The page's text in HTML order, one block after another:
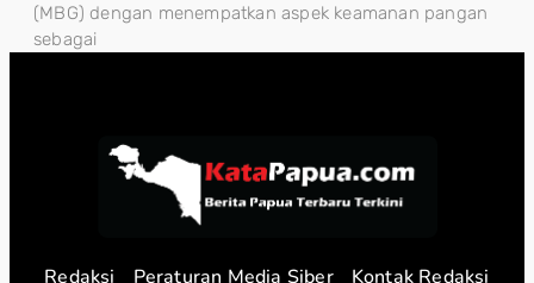
(MBG) dengan menempatkan aspek keamanan pangan
sebagai
Redaksi Peraturan Media Siber Kontak Redaksi